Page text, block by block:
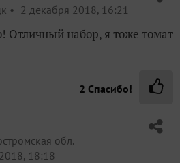
2 декабря 2018, 16:21
Отличный набор, я тоже томат
2 Спасибо!
обл.
18:18